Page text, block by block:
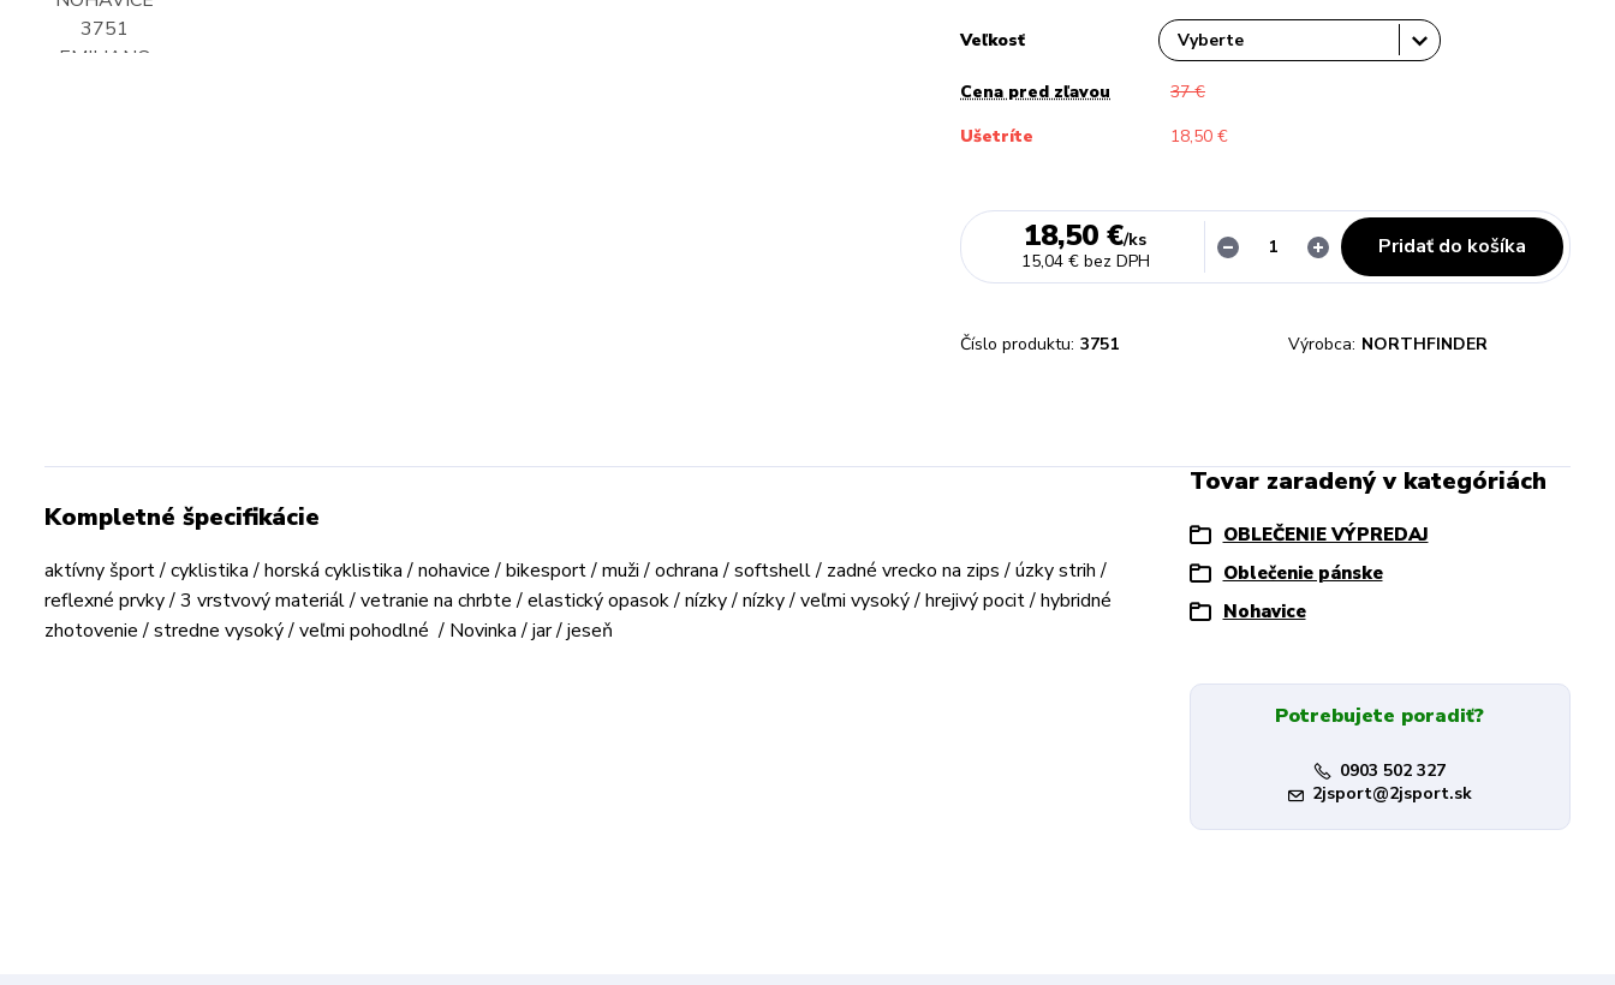
Veľkosť
Cena pred zľavou
37 €
Ušetríte
18,50 €
18,50 €/ks
15,04 € bez DPH
Pridať do košíka
Číslo produktu: 3751 Výrobca: NORTHFINDER
Kompletné špecifikácie
aktívny šport / cyklistika / horská cyklistika / nohavice / bikesport / muži / ochrana / softshell / zadné vrecko na zips / úzky strih /
reflexné prvky / 3 vrstvový materiál / vetranie na chrbte / elastický opasok / nízky / nízky / veľmi vysoký / hrejivý pocit / hybridné
zhotovenie / stredne vysoký / veľmi pohodlné / Novinka / jar / jeseň
Tovar zaradený v kategóriách
OBLEČENIE VÝPREDAJ
Oblečenie pánske
Nohavice
Potrebujete poradiť?
0903 502 327
2jsport@2jsport.sk